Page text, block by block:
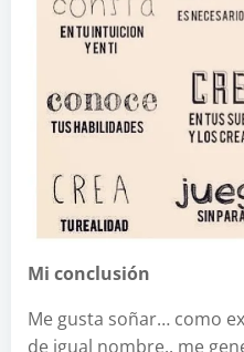
Mi conclusión
Me gusta soñar… como
de igual nombre.. me